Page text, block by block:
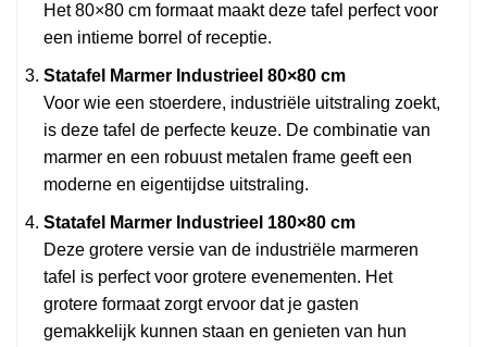
Het 80×80 cm formaat maakt deze tafel perfect voor
een intieme borrel of receptie.
Statafel Marmer Industrieel 80×80 cm
Voor wie een stoerdere, industriële uitstraling zoekt,
is deze tafel de perfecte keuze. De combinatie van
marmer en een robuust metalen frame geeft een
moderne en eigentijdse uitstraling.
Statafel Marmer Industrieel 180×80 cm
Deze grotere versie van de industriële marmeren
tafel is perfect voor grotere evenementen. Het
grotere formaat zorgt ervoor dat je gasten
gemakkelijk kunnen staan en genieten van hun